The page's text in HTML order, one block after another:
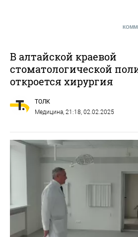
В алтайской краевой
стоматологической
откроется хирургия
ТОЛК
Медицина , 21:18, 02.02.2025